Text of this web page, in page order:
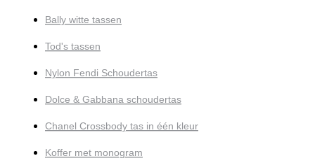
Bally witte tassen
Tod's tassen
Nylon Fendi Schoudertas
Dolce & Gabbana schoudertas
Chanel Crossbody tas in één kleur
Koffer met monogram